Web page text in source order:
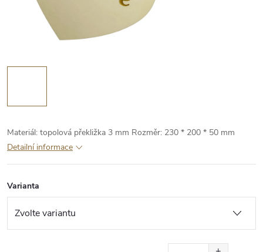
Materiál: topolová překližka 3 mm Rozměr: 230 * 200 * 50 mm
Detailní informace
Varianta